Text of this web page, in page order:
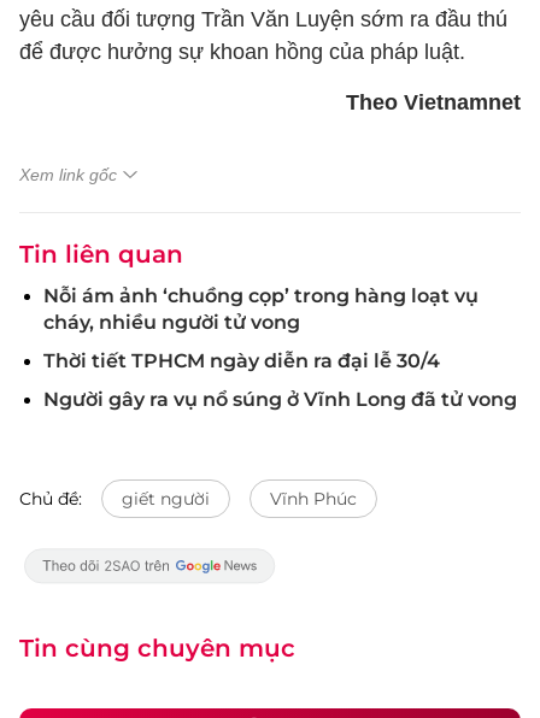
yêu cầu đối tượng Trần Văn Luyện sớm ra đầu thú
để được hưởng sự khoan hồng của pháp luật.
Theo Vietnamnet
Xem link gốc
Tin liên quan
Nỗi ám ảnh ‘chuồng cọp’ trong hàng loạt vụ
cháy, nhiều người tử vong
Thời tiết TPHCM ngày diễn ra đại lễ 30/4
Người gây ra vụ nổ súng ở Vĩnh Long đã tử vong
Chủ đề: giết người Vĩnh Phúc
Tin cùng chuyên mục